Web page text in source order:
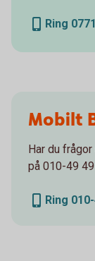
Ring
Mobilt
Har du
på 010-49
Ring